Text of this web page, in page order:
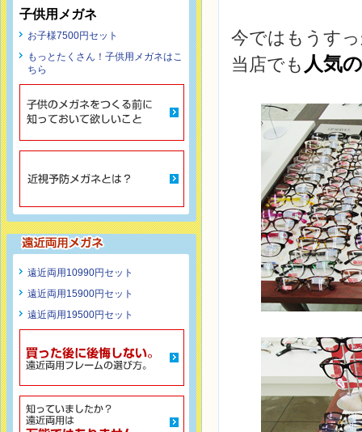
子供用メガネ
お子様7500円セット
もっとたくさん！子供用メガネはこ
ちら
遠近両用10990円セット
遠近両用15900円セット
遠近両用19500円セット
今ではもうす
当店でも 人気